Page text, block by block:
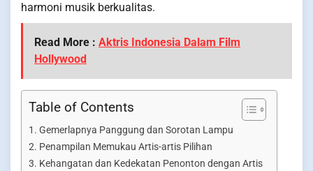
harmoni musik berkualitas.
Read More : Aktris Indonesia Dalam Film
Hollywood
Table of Contents
Gemerlapnya Panggung dan Sorotan Lampu
Penampilan Memukau Artis-artis Pilihan
Kehangatan dan Kedekatan Penonton dengan Artis